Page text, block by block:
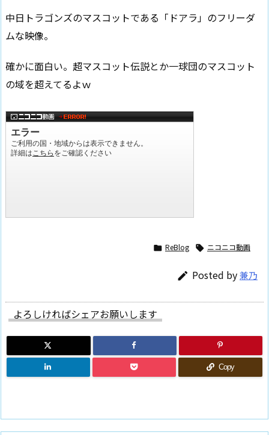
中日トラゴンズのマスコットである「ドアラ」のフリーダ
ムな映像。
確かに面白い。超マスコット伝説とか一球団のマスコット
の域を超えてるよｗ
 ReBlog  ニコニコ動画
 Posted by兼乃
よろしければシェアお願いします
Copy